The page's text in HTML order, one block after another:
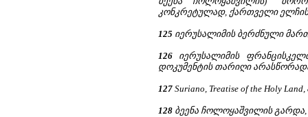
კონკრეტულად, ქართველი ელჩის
125 იერუსალიმის ბერძნული
126 იერუსალიმის
დოკუმენტის თარიღი
127 Suriano, Treatise of the Holy Land,
128 ბეენა ჩოლოყაშვილის გარდა,